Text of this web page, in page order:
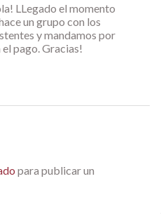
LLegado el momento
un grupo con los
y mandamos por
pago. Gracias!
para publicar un